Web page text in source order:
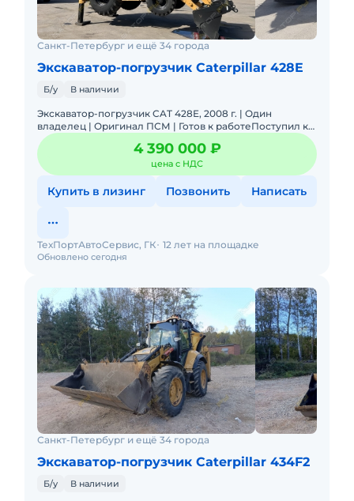
Санкт-Петербург и ещё 34 города
Экскаватор-погрузчик Caterpillar 428E
Б/у В наличии
Экскаватор-погрузчик CAT 428E, 2008 г. | Один
владелец | Оригинал ПСМ | Готов к работеПоступил к
нам по программе Trade-In от постоянного клиента
при покупке но
4 390 000 ₽
цена с НДС
Купить в лизинг Позвонить Написать
Обновлено сегодня
ТехПортАвтоСервис, ГК 12 лет на площадке
Санкт-Петербург и ещё 34 города
Экскаватор-погрузчик Caterpillar 434F2
Б/у В наличии